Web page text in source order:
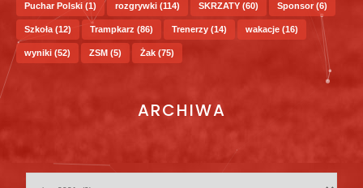
Puchar Polski (1) rozgrywki (114) SKRZATY (60) Sponsor (6)
Szkoła (12) Trampkarz (86) Trenerzy (14) wakacje (16)
wyniki (52) ZSM (5) Żak (75)
ARCHIWA